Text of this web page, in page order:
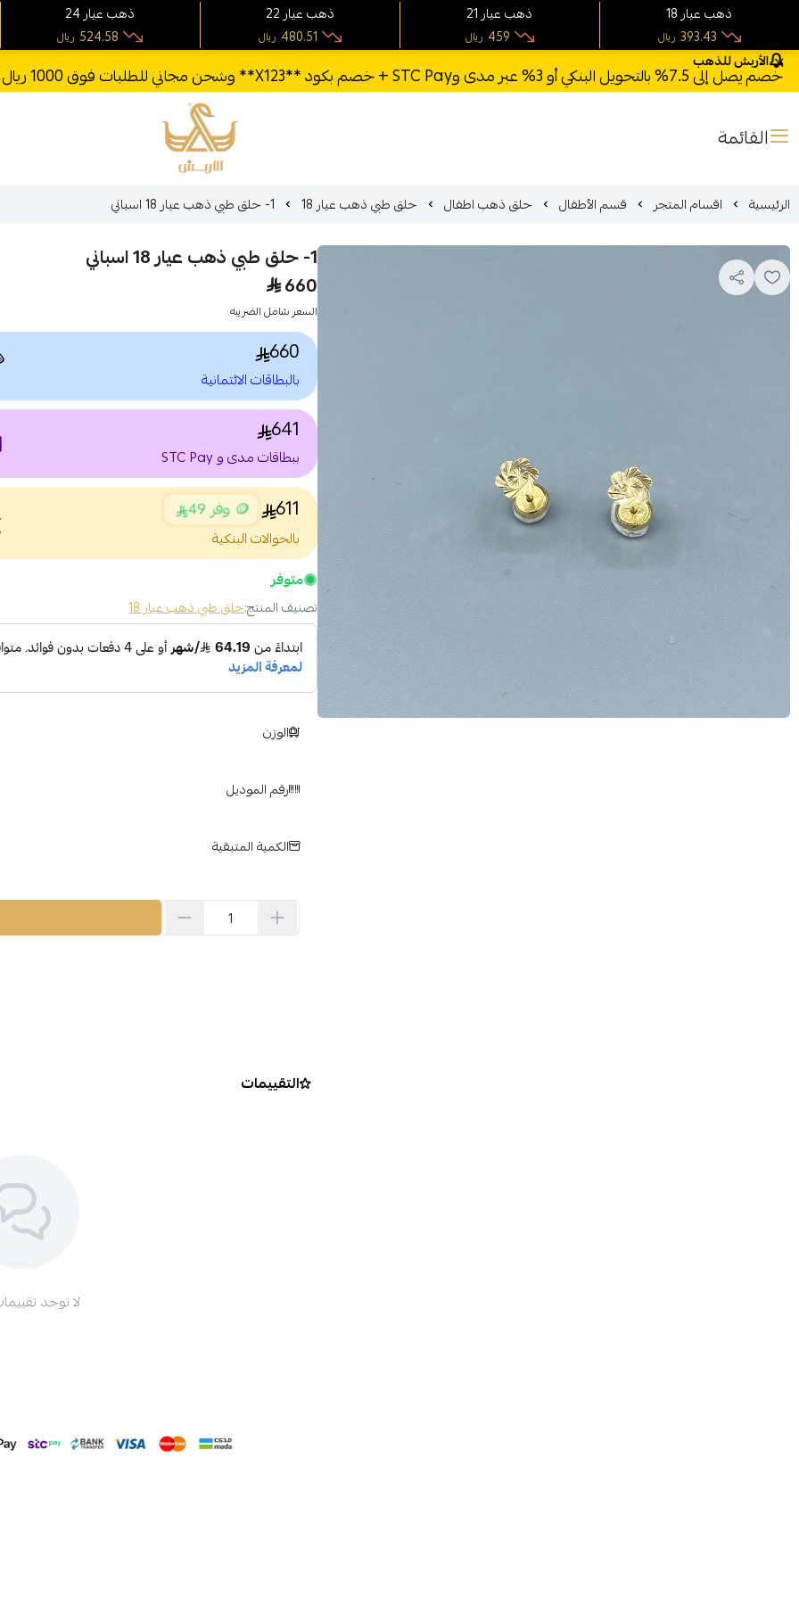
الأربش للذهب
خصم يصل إلى 7.5% بالتحويل البنكي أو 3% عبر مدى وSTC Pay + خصم بكود **X123** وشحن مجاني للطلبات فوق 1000 ريال
القائمة الأربش للذهب
الرئيسية اقسام المتجر قسم الأطفال حلق ذهب اطفال حلق طبي ذهب عيار 18 1- حلق طبي ذهب عيار 18 اسباني
1- حلق طبي ذهب عيار 18 اسباني
660
السعر شامل الضريبه
660
بالبطاقات الائتمانية
641
ببطاقات مدى و STC Pay
611 🪙 وفر 49
بالحوالات البنكية
متوفر
تصنيف المنتج:حلق طبي ذهب عيار 18
الوزن
رقم الموديل
الكمية المتبقية
التقييمات
لا توجد
24 ذهب عيار
ريال 524.58
22 ذهب عيار
ريال 480.51
21 ذهب عيار
ريال 459
18 ذهب عيار
ريال 393.43